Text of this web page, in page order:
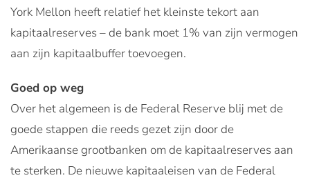
York Mellon heeft relatief het kleinste tekort aan
kapitaalreserves – de bank moet 1% van zijn vermogen
aan zijn kapitaalbuffer toevoegen.
Goed op weg
Over het algemeen is de Federal Reserve blij met de
goede stappen die reeds gezet zijn door de
Amerikaanse grootbanken om de kapitaalreserves aan
te sterken. De nieuwe kapitaaleisen van de Federal